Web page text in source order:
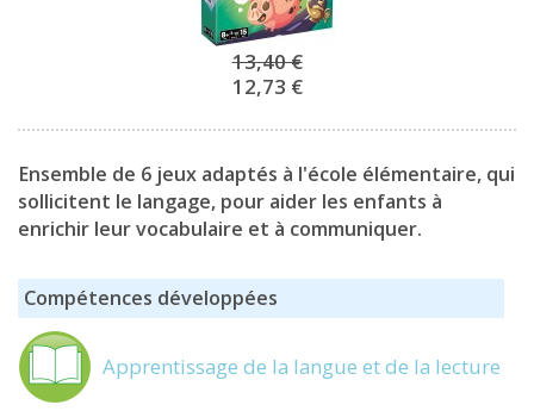
13,40 €
12,73 €
La parlotte sérieuse
Ensemble de 6 jeux adaptés à l'école élémentaire, qui
sollicitent le langage, pour aider les enfants à
enrichir leur vocabulaire et à communiquer.
Compétences développées
Apprentissage de la langue et de la lecture